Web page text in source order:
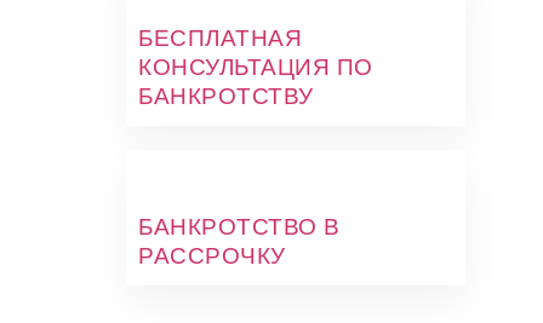
БЕСПЛАТНАЯ
КОНСУЛЬТАЦИЯ ПО
БАНКРОТСТВУ
БАНКРОТСТВО В
РАССРОЧКУ